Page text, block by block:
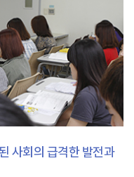
사회의 급격한 발전과